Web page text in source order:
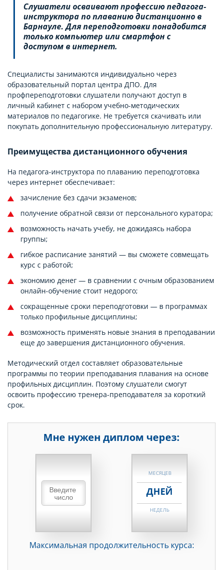
Слушатели осваивают профессию педагога-
инструктора по плаванию дистанционно в
Барнауле. Для переподготовки понадобится
только компьютер или смартфон с
доступом в интернет.
Специалисты занимаются индивидуально через
образовательный портал центра ДПО. Для
профпереподготовки слушатели получают доступ в
личный кабинет с набором учебно-методических
материалов по педагогике. Не требуется скачивать или
покупать дополнительную профессиональную литературу.
Преимущества дистанционного обучения
На педагога-инструктора по плаванию переподготовка
через интернет обеспечивает:
зачисление без сдачи экзаменов;
получение обратной связи от персонального куратора;
возможность начать учебу, не дожидаясь набора
группы;
гибкое расписание занятий — вы сможете совмещать
курс с работой;
экономию денег — в сравнении с очным образованием
онлайн-обучение стоит недорого;
сокращенные сроки переподготовки — в программах
только профильные дисциплины;
возможность применять новые знания в преподавании
еще до завершения дистанционного обучения.
Методический отдел составляет образовательные
программы по теории преподавания плавания на основе
профильных дисциплин. Поэтому слушатели смогут
освоить профессию тренера-преподавателя за короткий
срок.
Мне нужен диплом через:
НЕДЕЛЬ
МЕСЯЦЕВ
ДНЕЙ
НЕДЕЛЬ
ДНЕЙ
Максимальная продолжительность курса: